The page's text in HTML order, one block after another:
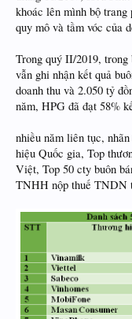
khoác lên mình bộ trang
quy mô và tầm vóc của
Trong quý II/2019,
vẫn ghi nhận kết quả
doanh thu và 2.050 tỷ
năm, HPG đã đạt 58%
nhiều năm liên tục,
hiệu Quốc gia, Top
Việt, Top 50 cty buôn
TNHH nộp thuế